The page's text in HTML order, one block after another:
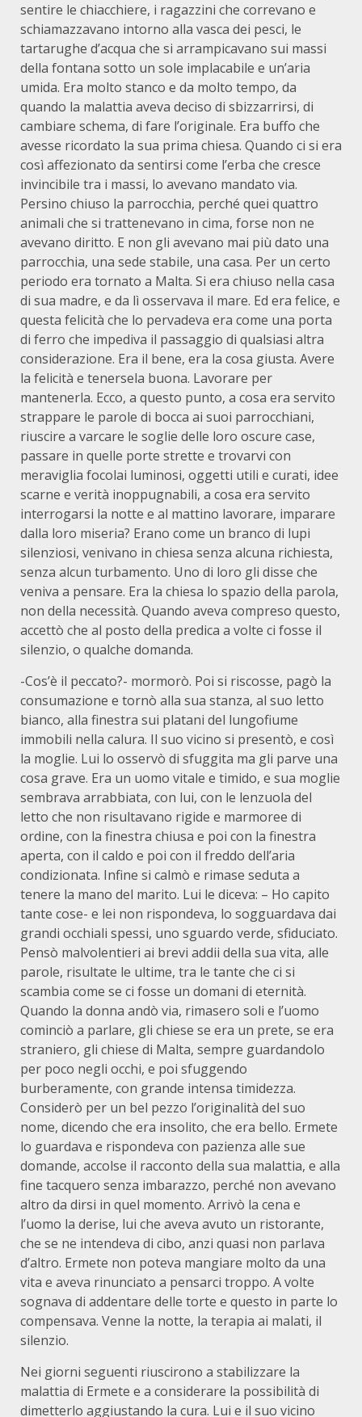
sentire le chiacchiere, i ragazzini che correvano e
schiamazzavano intorno alla vasca dei pesci, le
tartarughe d’acqua che si arrampicavano sui massi
della fontana sotto un sole implacabile e un’aria
umida. Era molto stanco e da molto tempo, da
quando la malattia aveva deciso di sbizzarrirsi, di
cambiare schema, di fare l’originale. Era buffo che
avesse ricordato la sua prima chiesa. Quando ci si era
così affezionato da sentirsi come l’erba che cresce
invincibile tra i massi, lo avevano mandato via.
Persino chiuso la parrocchia, perché quei quattro
animali che si trattenevano in cima, forse non ne
avevano diritto. E non gli avevano mai più dato una
parrocchia, una sede stabile, una casa. Per un certo
periodo era tornato a Malta. Si era chiuso nella casa
di sua madre, e da lì osservava il mare. Ed era felice, e
questa felicità che lo pervadeva era come una porta
di ferro che impediva il passaggio di qualsiasi altra
considerazione. Era il bene, era la cosa giusta. Avere
la felicità e tenersela buona. Lavorare per
mantenerla. Ecco, a questo punto, a cosa era servito
strappare le parole di bocca ai suoi parrocchiani,
riuscire a varcare le soglie delle loro oscure case,
passare in quelle porte strette e trovarvi con
meraviglia focolai luminosi, oggetti utili e curati, idee
scarne e verità inoppugnabili, a cosa era servito
interrogarsi la notte e al mattino lavorare, imparare
dalla loro miseria? Erano come un branco di lupi
silenziosi, venivano in chiesa senza alcuna richiesta,
senza alcun turbamento. Uno di loro gli disse che
veniva a pensare. Era la chiesa lo spazio della parola,
non della necessità. Quando aveva compreso questo,
accettò che al posto della predica a volte ci fosse il
silenzio, o qualche domanda.
-Cos’è il peccato?- mormorò. Poi si riscosse, pagò la
consumazione e tornò alla sua stanza, al suo letto
bianco, alla finestra sui platani del lungofiume
immobili nella calura. Il suo vicino si presentò, e così
la moglie. Lui lo osservò di sfuggita ma gli parve una
cosa grave. Era un uomo vitale e timido, e sua moglie
sembrava arrabbiata, con lui, con le lenzuola del
letto che non risultavano rigide e marmoree di
ordine, con la finestra chiusa e poi con la finestra
aperta, con il caldo e poi con il freddo dell’aria
condizionata. Infine si calmò e rimase seduta a
tenere la mano del marito. Lui le diceva: – Ho capito
tante cose- e lei non rispondeva, lo sogguardava dai
grandi occhiali spessi, uno sguardo verde, sfiduciato.
Pensò malvolentieri ai brevi addii della sua vita, alle
parole, risultate le ultime, tra le tante che ci si
scambia come se ci fosse un domani di eternità.
Quando la donna andò via, rimasero soli e l’uomo
cominciò a parlare, gli chiese se era un prete, se era
straniero, gli chiese di Malta, sempre guardandolo
per poco negli occhi, e poi sfuggendo
burberamente, con grande intensa timidezza.
Considerò per un bel pezzo l’originalità del suo
nome, dicendo che era insolito, che era bello. Ermete
lo guardava e rispondeva con pazienza alle sue
domande, accolse il racconto della sua malattia, e alla
fine tacquero senza imbarazzo, perché non avevano
altro da dirsi in quel momento. Arrivò la cena e
l’uomo la derise, lui che aveva avuto un ristorante,
che se ne intendeva di cibo, anzi quasi non parlava
d’altro. Ermete non poteva mangiare molto da una
vita e aveva rinunciato a pensarci troppo. A volte
sognava di addentare delle torte e questo in parte lo
compensava. Venne la notte, la terapia ai malati, il
silenzio.
Nei giorni seguenti riuscirono a stabilizzare la
malattia di Ermete e a considerare la possibilità di
dimetterlo aggiustando la cura. Lui e il suo vicino